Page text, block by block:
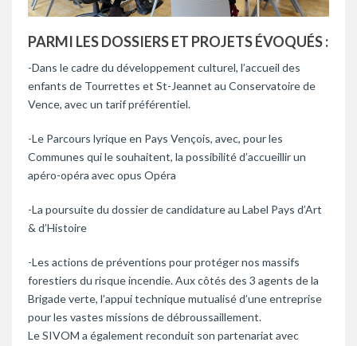
PARMI LES DOSSIERS ET PROJETS ÉVOQUÉS :
-Dans le cadre du développement culturel, l’accueil des
enfants de Tourrettes et St-Jeannet au Conservatoire de
Vence, avec un tarif préférentiel.
-Le Parcours lyrique en Pays Vençois, avec, pour les
Communes qui le souhaitent, la possibilité d’accueillir un
apéro-opéra avec opus Opéra
-La poursuite du dossier de candidature au Label Pays d’Art
& d’Histoire
-Les actions de préventions pour protéger nos massifs
forestiers du risque incendie. Aux côtés des 3 agents de la
Brigade verte, l’appui technique mutualisé d’une entreprise
pour les vastes missions de débroussaillement.
Le SIVOM a également reconduit son partenariat avec